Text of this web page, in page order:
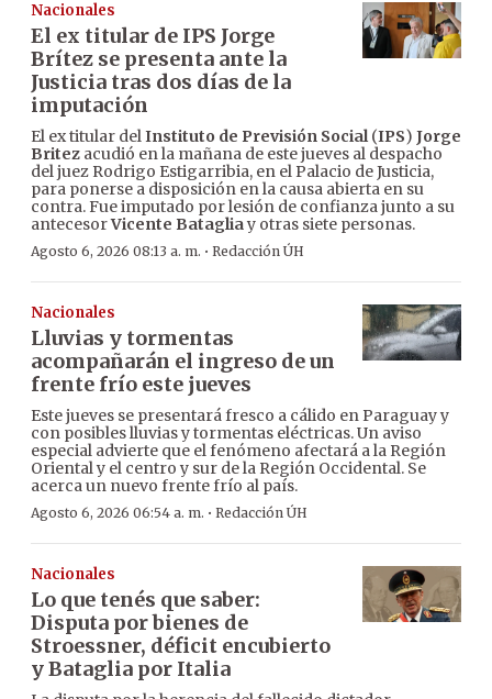
Nacionales
El ex titular de IPS Jorge
Brítez se presenta ante la
Justicia tras dos días de la
imputación
El ex titular delInstituto de Previsión Social(IPS) Jorge
Britez acudió en la mañana de este jueves al despacho
del juez Rodrigo Estigarribia, en el Palacio de Justicia,
para ponerse a disposición en la causa abierta en su
contra. Fue imputado por lesión de confianza junto a su
antecesorVicente Batagliay otras siete personas.
Agosto 6, 2026 08:13 a. m. · Redacción ÚH
Nacionales
Lluvias y tormentas
acompañarán el ingreso de un
frente frío este jueves
Este jueves se presentará fresco a cálido en Paraguay y
con posibles lluvias y tormentas eléctricas. Un aviso
especial advierte que el fenómeno afectará a la Región
Oriental y el centro y sur de la Región Occidental. Se
acerca un nuevo frente frío al país.
Agosto 6, 2026 06:54 a. m. · Redacción ÚH
Nacionales
Lo que tenés que saber:
Disputa por bienes de
Stroessner, déficit encubierto
y Bataglia por Italia